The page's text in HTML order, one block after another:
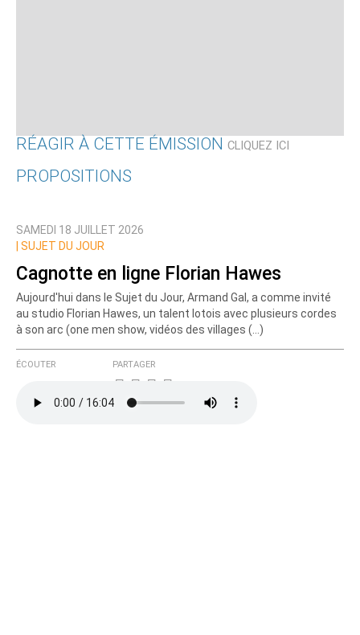
RÉAGIR À CETTE ÉMISSION CLIQUEZ ICI
Nom
Courriel (non publié)
Ajoutez votre commentaire ici
PROPOSITIONS
SAMEDI 18 JUILLET 2026
SUJET DU JOUR
Cagnotte en ligne Florian Hawes
Aujourd'hui dans le Sujet du Jour, Armand Gal, a comme invité
au studio Florian Hawes, un talent lotois avec plusieurs cordes
à son arc (one men show, vidéos des villages (…)
ÉCOUTER PARTAGER